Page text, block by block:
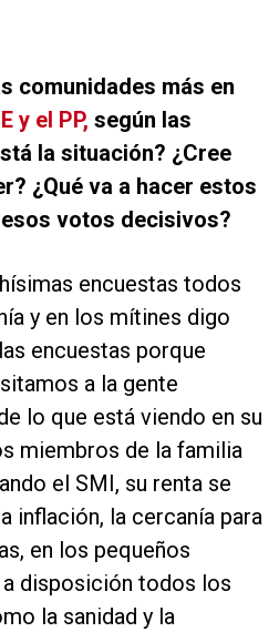
comunidades más en
y el PP, según las
la situación? ¿Cree
¿Qué va a hacer estos
votos decisivos?
encuestas todos
y en los mítines digo
encuestas porque
a la gente
lo que está viendo en su
miembros de la familia
el SMI, su renta se
inflación, la cercanía para
en los pequeños
disposición todos los
la sanidad y la